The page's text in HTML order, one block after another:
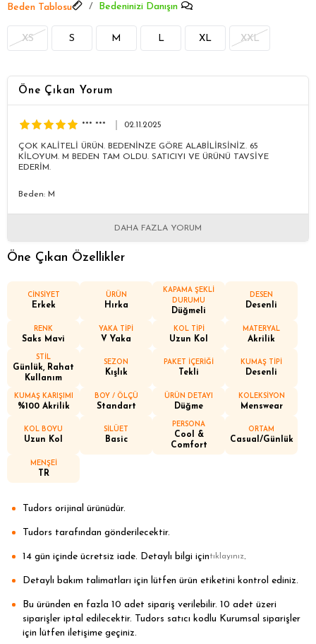
Beden Tablosu Bedeninizi Danışın
XS S M L XL XXL
Öne Çıkan Yorum
*** *** 02.11.2025
ÇOK KALİTELİ ÜRÜN. BEDENİNZE GÖRE ALABİLİRSİNİZ. 65
KİLOYUM. M BEDEN TAM OLDU. SATICIYI VE ÜRÜNÜ TAVSİYE
EDERİM.
Beden: M
DAHA FAZLA YORUM
Öne Çıkan Özellikler
CİNSİYET
Erkek
ÜRÜN
Hırka
KAPAMA ŞEKLİ
DURUMU
Düğmeli
DESEN
Desenli
RENK
Saks Mavi
YAKA TİPİ
V Yaka
KOL TİPİ
Uzun Kol
MATERYAL
Akrilik
STİL
Günlük, Rahat
Kullanım
SEZON
Kışlık
PAKET İÇERİĞİ
Tekli
KUMAŞ TİPİ
Desenli
KUMAŞ KARIŞIMI
%100 Akrilik
BOY / ÖLÇÜ
Standart
ÜRÜN DETAYI
Düğme
KOLEKSİYON
Menswear
KOL BOYU
Uzun Kol
SİLÜET
Basic
PERSONA
Cool &
Comfort
ORTAM
Casual/Günlük
MENŞEİ
TR
Tudors orijinal ürünüdür.
Tudors tarafından gönderilecektir.
14 gün içinde ücretsiz iade. Detaylı bilgi içintıklayınız.
Detaylı bakım talimatları için lütfen ürün etiketini kontrol ediniz.
Bu üründen en fazla 10 adet sipariş verilebilir. 10 adet üzeri
siparişler iptal edilecektir. Tudors satıcı kodlu Kurumsal siparişler
için lütfen iletişime geçiniz.